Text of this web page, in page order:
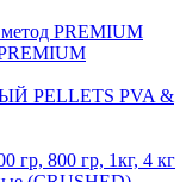
PREMIUM
PELLETS PVA &
гр, 800 гр, 1кг, 4 кг